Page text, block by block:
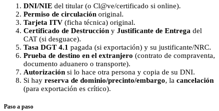
DNI/NIE del titular (o Cl@ve/certificado si online).
Permiso de circulación original.
Tarjeta ITV (ficha técnica) original.
Certificado de Destrucción y Justificante de Entrega del
CAT (si desguace).
Tasa DGT 4.1 pagada (si exportación) y su justificante/NRC.
Prueba de destino en el extranjero (contrato de compraventa,
documento aduanero o transporte).
Autorización si lo hace otra persona y copia de su DNI.
Si hay reserva de dominio/precinto/embargo, la cancelación
(para exportación es crítico).
Paso a paso